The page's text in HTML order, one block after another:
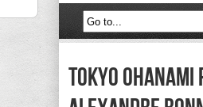
Tokyo Ohanami